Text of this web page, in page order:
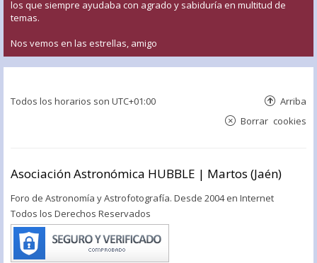
los que siempre ayudaba con agrado y sabiduría en multitud de
temas.
Nos vemos en las estrellas, amigo
Todos los horarios son UTC+01:00 Arriba
Borrar cookies
Asociación Astronómica HUBBLE | Martos (Jaén)
Foro de Astronomía y Astrofotografía. Desde 2004 en Internet
Todos los Derechos Reservados